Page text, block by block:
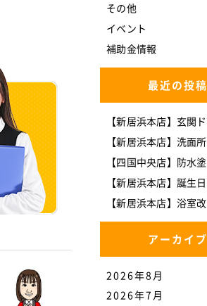
その他
イベント
補助金情報
最近の投稿
アーカイブ
2026年8月
2026年7月